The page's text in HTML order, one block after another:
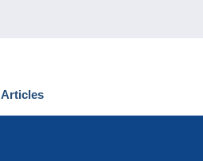
Articles